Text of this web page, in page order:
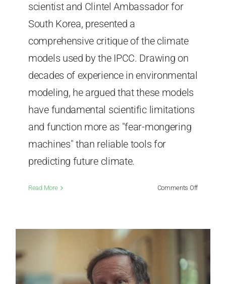
scientist and Clintel Ambassador for
South Korea, presented a
comprehensive critique of the climate
models used by the IPCC. Drawing on
decades of experience in environmental
modeling, he argued that these models
have fundamental scientific limitations
and function more as "fear-mongering
machines" than reliable tools for
predicting future climate.
Read More Comments Offon
Fear-